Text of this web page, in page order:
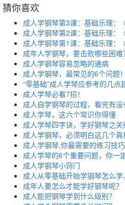
猜你喜欢
成人学钢琴第3课：基础乐理：
成人学钢琴第2课：基础乐理：
成人学钢琴第1课：基础乐理：
成年人学钢琴，要击败哪些困
成人学钢琴容易忽略的通病
成人学钢琴，最常见的6个问题！
“零基础”成人学琴应参考的几点
成人学琴必看7招！
成人自学钢琴的过程，看完有没
成人学琴，这六个常识你得懂
成人学琴四字诀，学好钢琴之关
成人学钢琴，必须明白这几个真
成人学钢琴,你最需要的练习技巧
成人学琴的6个重要问题，你一
成人学钢琴小窍门
成人从零基础开始学钢琴怎么
成年人要怎么才能学好钢琴呢？
成人能把钢琴学到什么级别？